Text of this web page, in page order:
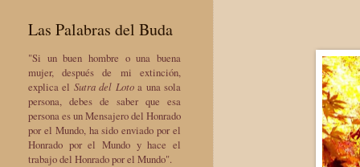
Las Palabras del Buda
"Si un buen hombre o una buena
mujer, después de mi extinción,
explica el Sutra del Lotoa una sola
persona, debes de saber que esa
persona es un Mensajero del Honrado
por el Mundo, ha sido enviado por el
Honrado por el Mundo y hace el
trabajo del Honrado por el Mundo".